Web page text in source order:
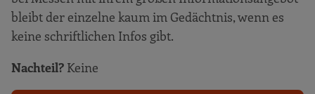
Einladen zu Veranstaltungen
Mitarbeiterzeitung und Weihnachts- sowie
Geburtstagsgrüße
bleibt der einzelne kaum im Gedächtnis, wenn es
keine schriftlichen Infos gibt.
Nachteil? Keine